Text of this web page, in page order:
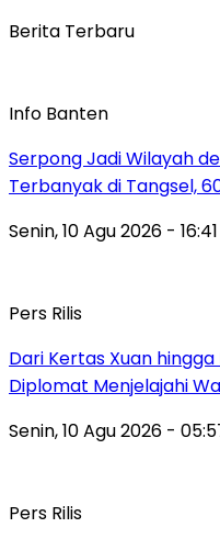
Berita Terbaru
Info Banten
Serpong Jadi Wilayah
Terbanyak di Tangsel,
Senin, 10 Agu 2026 -
Pers Rilis
Dari Kertas Xuan
Diplomat Menjelajahi
Senin, 10 Agu 2026 -
Pers Rilis